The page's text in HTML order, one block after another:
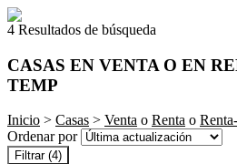
4 Resultados de búsqueda
CASAS EN VENTA O EN
TEMP
Inicio > Casas > Venta o Renta o
Ordenar por
Filtrar (4)